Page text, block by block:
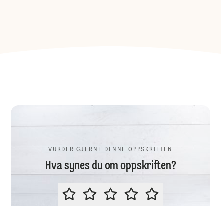
VURDER GJERNE DENNE OPPSKRIFTEN
Hva synes du om oppskriften?
VURDER GJERNE DENNE